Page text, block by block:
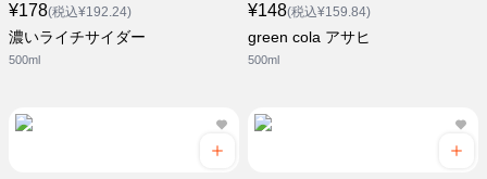
¥178(税込¥192.24)
濃いライチサイダー
500ml
¥148(税込¥159.84)
green cola アサヒ
500ml